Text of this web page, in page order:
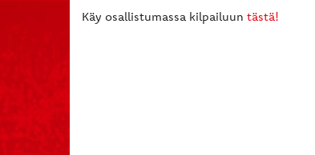
Käy osallistumassa kilpailuun tästä!